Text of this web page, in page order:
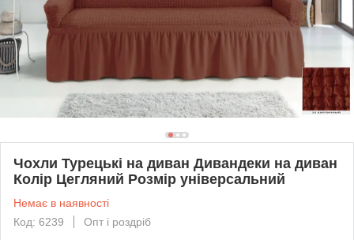
Чохли Турецькі на диван Дивандеки на диван
Колір Цегляний Розмір універсальний
Немає в наявності
Код: 6239
Опт і роздріб